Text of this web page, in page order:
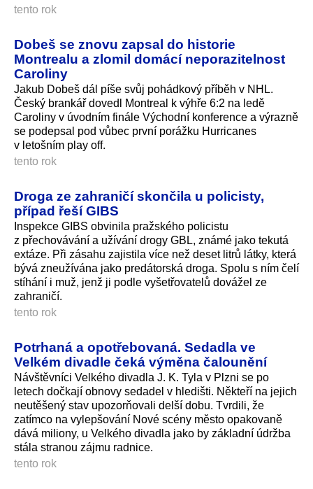
tento rok
Dobeš se znovu zapsal do historie
Montrealu a zlomil domácí neporazitelnost
Caroliny
Jakub Dobeš dál píše svůj pohádkový příběh v NHL.
Český brankář dovedl Montreal k výhře 6:2 na ledě
Caroliny v úvodním finále Východní konference a výrazně
se podepsal pod vůbec první porážku Hurricanes
v letošním play off.
tento rok
Droga ze zahraničí skončila u policisty,
případ řeší GIBS
Inspekce GIBS obvinila pražského policistu
z přechovávání a užívání drogy GBL, známé jako tekutá
extáze. Při zásahu zajistila více než deset litrů látky, která
bývá zneužívána jako predátorská droga. Spolu s ním čelí
stíhání i muž, jenž ji podle vyšetřovatelů dovážel ze
zahraničí.
tento rok
Potrhaná a opotřebovaná. Sedadla ve
Velkém divadle čeká výměna čalounění
Návštěvníci Velkého divadla J. K. Tyla v Plzni se po
letech dočkají obnovy sedadel v hledišti. Někteří na jejich
neutěšený stav upozorňovali delší dobu. Tvrdili, že
zatímco na vylepšování Nové scény město opakovaně
dává miliony, u Velkého divadla jako by základní údržba
stála stranou zájmu radnice.
tento rok